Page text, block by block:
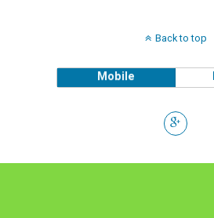
Back to top
Mobile